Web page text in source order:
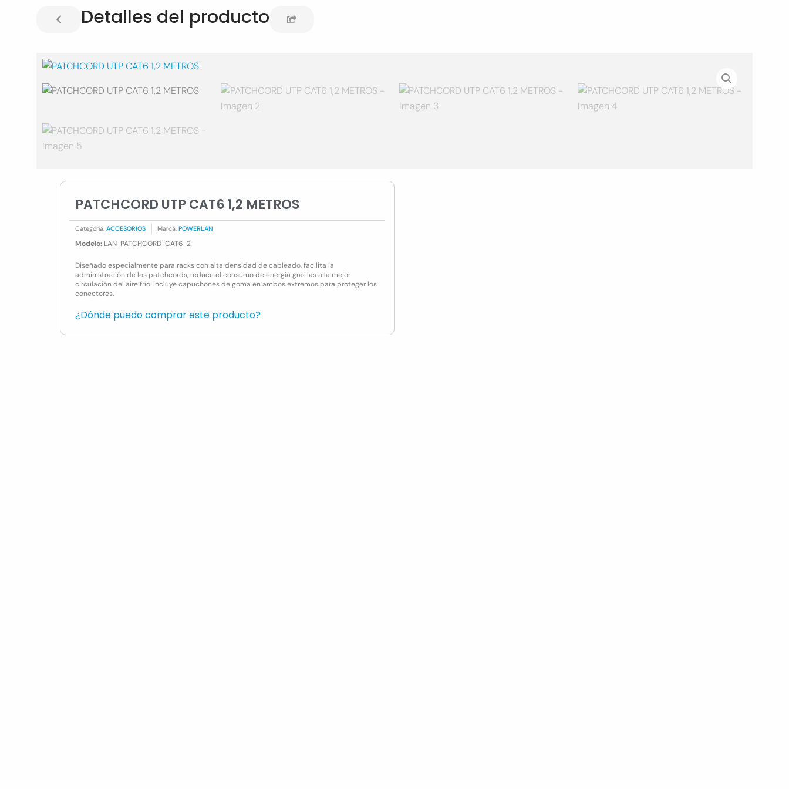
Detalles del producto
PATCHCORD UTP CAT6 1,2 METROS
Categoría: ACCESORIOS Marca: POWERLAN
Modelo: LAN-PATCHCORD-CAT6-2
Diseñado especialmente para racks con alta densidad de cableado, facilita la
administración de los patchcords, reduce el consumo de energía gracias a la mejor
circulación del aire frío. Incluye capuchones de goma en ambos extremos para proteger los
conectores.
¿Dónde puedo comprar este producto?